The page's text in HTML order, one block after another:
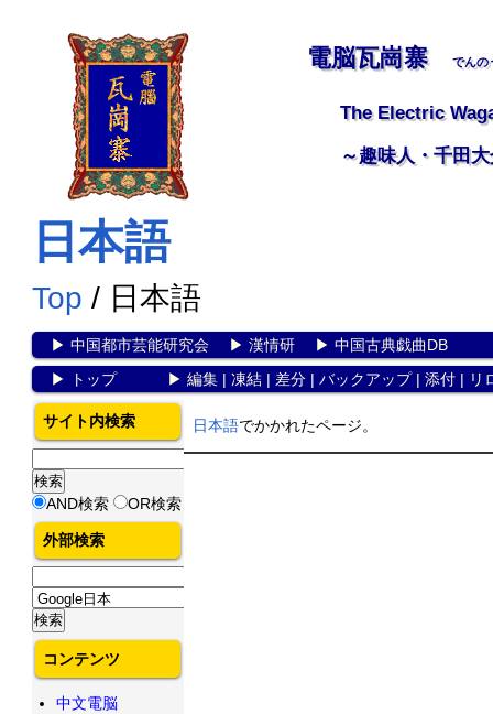
電脳瓦崗寨 でんの
The Electric
～趣味人・千田
日本語
Top / 日本語
▶ 中国都市芸能研究会▶ 漢情研▶ 中国古典戯曲DB
▶
トップ▶ 編集| 凍結| 差分| バックアップ| 添付| リ
日本語でかかれたページ。
サイト内検索
AND検索 OR検索
外部検索
コンテンツ
中文電脳